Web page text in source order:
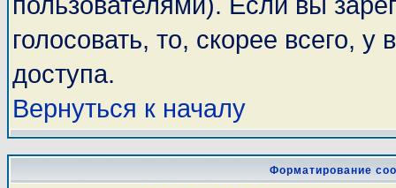
голосовать, то, скорее всего,
доступа.
Вернуться к началу
Форматирование